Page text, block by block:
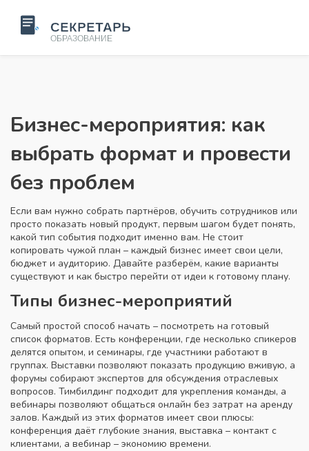
Бизнес-мероприятия: как
выбрать формат и провести
без проблем
Если вам нужно собрать партнёров, обучить сотрудников или
просто показать новый продукт, первым шагом будет понять,
какой тип события подходит именно вам. Не стоит
копировать чужой план – каждый бизнес имеет свои цели,
бюджет и аудиторию. Давайте разберём, какие варианты
существуют и как быстро перейти от идеи к готовому плану.
Типы бизнес-мероприятий
Самый простой способ начать – посмотреть на готовый
список форматов. Есть конференции, где несколько спикеров
делятся опытом, и семинары, где участники работают в
группах. Выставки позволяют показать продукцию вживую, а
форумы собирают экспертов для обсуждения отраслевых
вопросов. Тимбилдинг подходит для укрепления команды, а
вебинары позволяют общаться онлайн без затрат на аренду
залов. Каждый из этих форматов имеет свои плюсы:
конференция даёт глубокие знания, выставка – контакт с
клиентами, а вебинар – экономию времени.